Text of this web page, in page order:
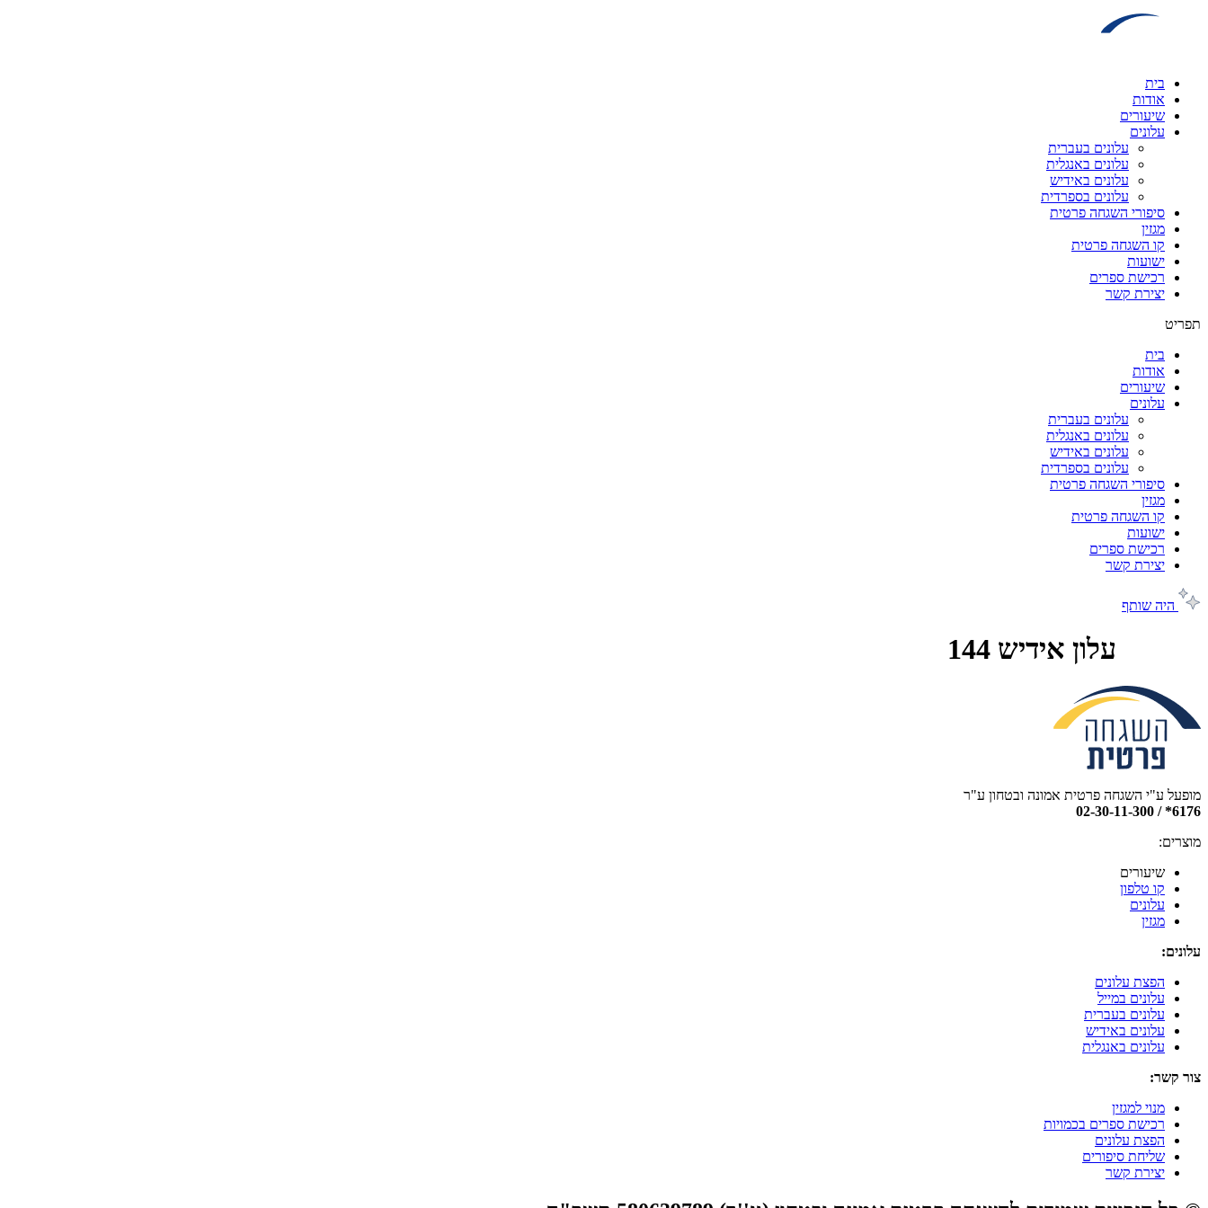
בית
אודות
שיעורים
עלונים
עלונים בעברית
עלונים באנגלית
עלונים באידיש
עלונים בספרדית
סיפורי השגחה פרטית
מגזין
קו השגחה פרטית
ישועות
רכישת ספרים
יצירת קשר
תפריט
בית
אודות
שיעורים
עלונים
עלונים בעברית
עלונים באנגלית
עלונים באידיש
עלונים בספרדית
סיפורי השגחה פרטית
מגזין
קו השגחה פרטית
ישועות
רכישת ספרים
יצירת קשר
היה שותף
עלון אידיש 144
מופעל ע"י השגחה פרטית אמונה ובטחון ע"ר
6176* / 02-30-11-300
מוצרים:
שיעורים
קו טלפון
עלונים
מגזין
עלונים:
הפצת עלונים
עלונים במייל
עלונים בעברית
עלונים באידיש
עלונים באנגלית
צור קשר:
מנוי למגזין
רכישת ספרים בכמויות
הפצת עלונים
שליחת סיפורים
יצירת קשר